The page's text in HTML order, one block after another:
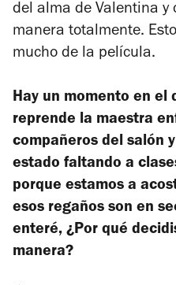
del alma de Valentina y
manera totalmente.
mucho de la película.
Hay un momento en el
reprende la maestra
compañeros del salón
estado faltando a
porque estamos a
esos regaños son en
enteré, ¿Por qué
manera?